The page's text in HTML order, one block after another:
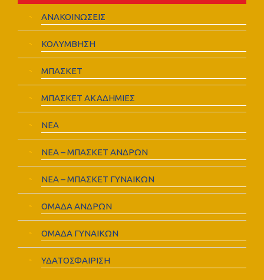
ΑΝΑΚΟΙΝΩΣΕΙΣ
ΚΟΛΥΜΒΗΣΗ
ΜΠΑΣΚΕΤ
ΜΠΑΣΚΕΤ ΑΚΑΔΗΜΙΕΣ
ΝΕΑ
ΝΕΑ – ΜΠΑΣΚΕΤ ΑΝΔΡΩΝ
ΝΕΑ – ΜΠΑΣΚΕΤ ΓΥΝΑΙΚΩΝ
ΟΜΑΔΑ ΑΝΔΡΩΝ
ΟΜΑΔΑ ΓΥΝΑΙΚΩΝ
ΥΔΑΤΟΣΦΑΙΡΙΣΗ